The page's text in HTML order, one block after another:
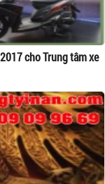
cho Trung tâm xe